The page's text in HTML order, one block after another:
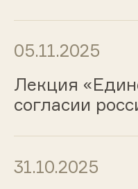
05.11.2025
Лекция
согласии
31.10.2025